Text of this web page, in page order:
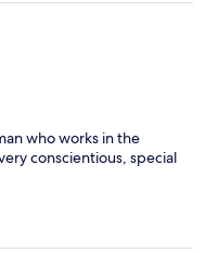
who works in the
conscientious, special